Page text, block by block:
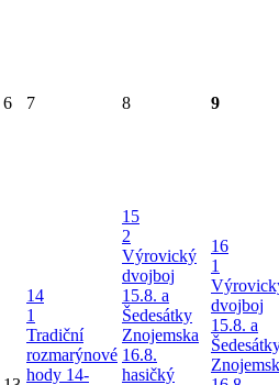
6 7 8 9
14
1
Tradiční
rozmarýnové
hody 14-
15
2
Výrovický
dvojboj
15.8. a
Šedesátky
Znojemska
16.8.
hasičký
16
1
dvojboj
15.8. a